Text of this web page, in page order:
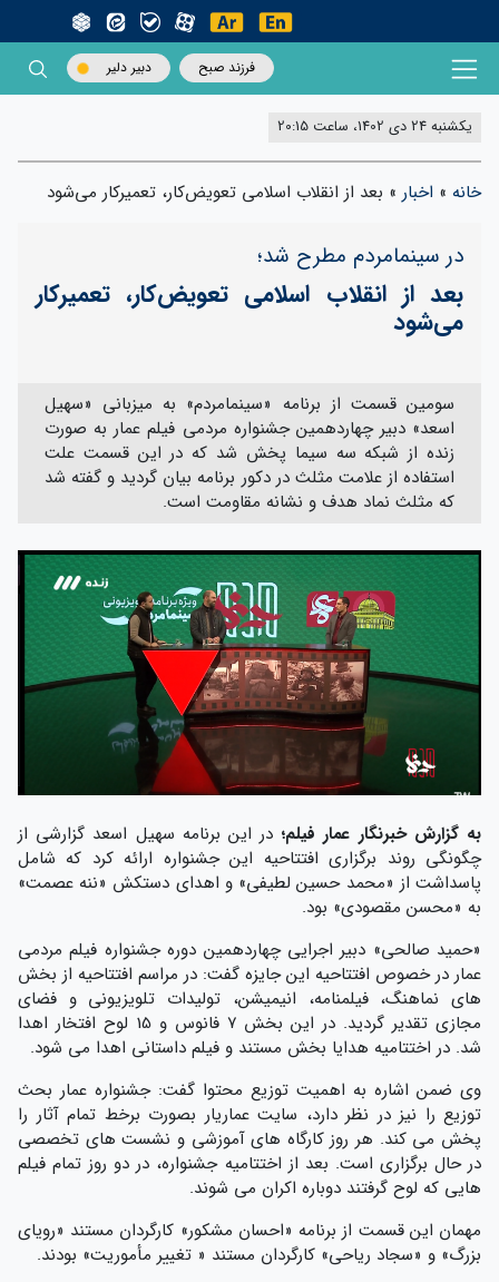
فرزند صبح دبیر دلیر
یکشنبه 24 دی 1402، ساعت 20:15
خانه » اخبار » بعد از انقلاب اسلامی تعویض‌کار، تعمیر‌کار می‌شود
در سینما‌مردم مطرح شد؛
بعد از انقلاب اسلامی تعویض‌کار، تعمیر‌کار
می‌شود
سومین قسمت از برنامه «سینمامردم» به میزبانی «سهیل
اسعد» دبیر چهاردهمین جشنواره مردمی فیلم عمار به صورت
زنده از شبکه سه سیما پخش شد که در این قسمت علت
استفاده از علامت مثلث در دکور برنامه بیان گردید و گفته شد
که مثلث نماد هدف و نشانه مقاومت است.
به گزارش خبرنگار عمار فیلم؛ در این برنامه سهیل اسعد گزارشی از
چگونگی روند برگزاری افتتاحیه این جشنواره ارائه کرد که شامل
پاسداشت از «محمد حسین لطیفی» و اهدای دستکش «ننه عصمت»
به «محسن مقصودی» بود.
«حمید صالحی» دبیر اجرایی چهاردهمین دوره جشنواره فیلم مردمی
عمار در خصوص افتتاحیه این جایزه گفت: در مراسم افتتاحیه از بخش
های نماهنگ، فیلمنامه، انیمیشن، تولیدات تلویزیونی و فضای
مجازی تقدیر گردید. در این بخش ۷ فانوس و 15 لوح افتخار اهدا
شد. در اختتامیه هدایا بخش مستند و فیلم داستانی اهدا می شود.
وی ضمن اشاره به اهمیت توزیع محتوا گفت: جشنواره عمار بحث
توزیع را نیز در نظر دارد، سایت عماریار بصورت برخط تمام آثار را
پخش می کند. هر روز کارگاه های آموزشی و نشست های تخصصی
در حال برگزاری است. بعد از اختتامیه جشنواره، در دو روز تمام فیلم
هایی که لوح گرفتند دوباره اکران می شوند.
مهمان این قسمت از برنامه «احسان مشکور» کارگردان مستند «رویای
بزرگ» و «سجاد ریاحی» کارگردان مستند « تغییر مأموریت» بودند.